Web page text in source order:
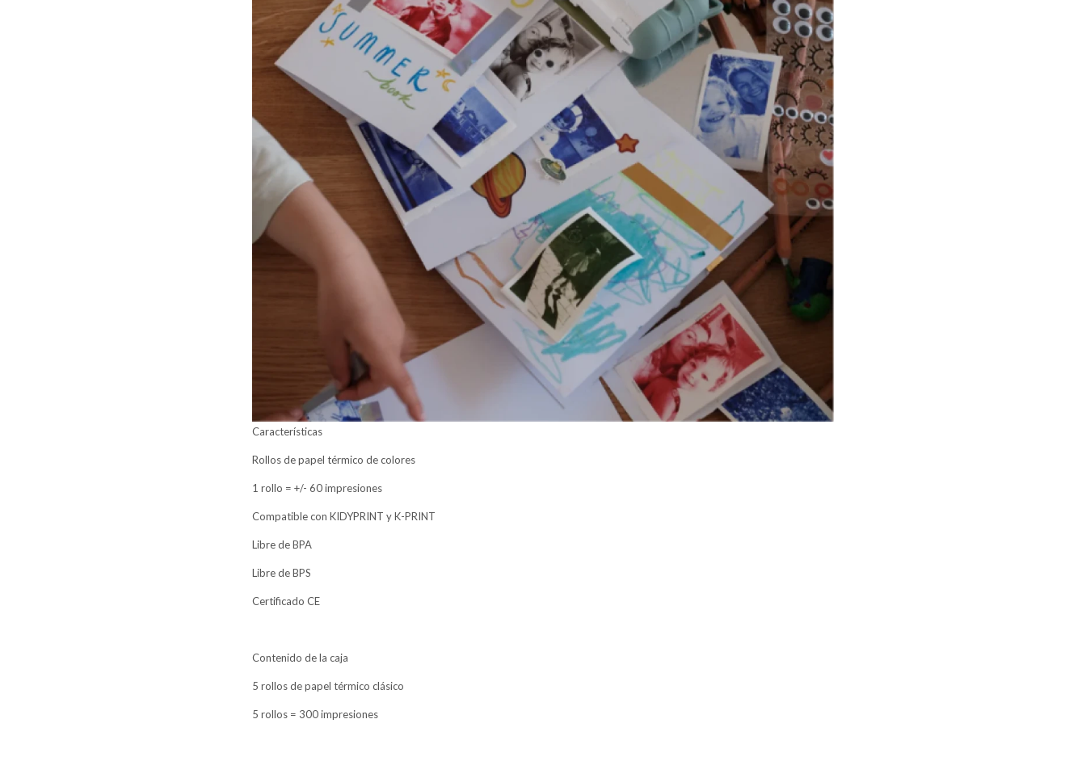
Características
Rollos de papel térmico de colores
1 rollo = +/- 60 impresiones
Compatible con KIDYPRINT y K-PRINT
Libre de BPA
Libre de BPS
Certificado CE
Contenido de la caja
5 rollos de papel térmico clásico
5 rollos = 300 impresiones